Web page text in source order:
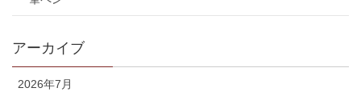
アーカイブ
2026年7月